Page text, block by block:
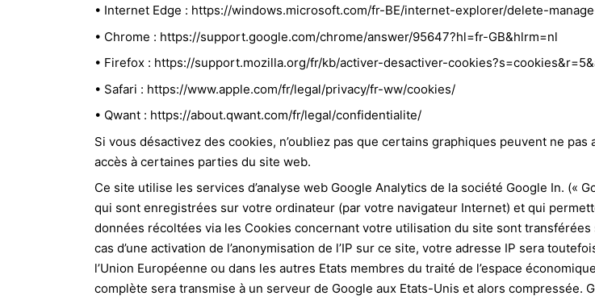
• Internet Edge : https://windows.microsoft.com/fr-BE/internet-explorer/delete-
• Chrome : https://support.google.com/chrome/answer/95647?hl=fr-GB&hlrm=nl
• Firefox : https://support.mozilla.org/fr/kb/activer-desactiver-
• Safari : https://www.apple.com/fr/legal/privacy/fr-ww/cookies/
• Qwant : https://about.qwant.com/fr/legal/confidentialite/
Si vous désactivez des cookies, n’oubliez pas que certains graphiques peuvent ne
accès à certaines parties du site web.
Ce site utilise les services d’analyse web Google Analytics de la société Google In. («
qui sont enregistrées sur votre ordinateur (par votre navigateur Internet) et qui
données récoltées via les Cookies concernant votre utilisation du site sont
cas d’une activation de l’anonymisation de l’IP sur ce site, votre adresse IP sera
l’Union Européenne ou dans les autres Etats membres du traité de l’espace
complète sera transmise à un serveur de Google aux Etats-Unis et alors